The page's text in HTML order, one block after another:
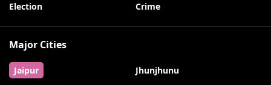
Election
Crime
Major Cities
Jaipur
Jhunjhunu